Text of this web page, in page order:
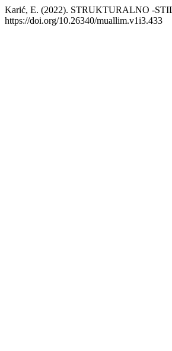
Karić, E. (2022). STRUKTURALNO -
https://doi.org/10.26340/muallim.v1i3.433